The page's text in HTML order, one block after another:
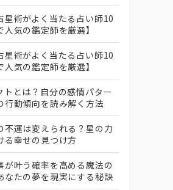
星術がよく当たる占い師10
気の鑑定師を厳選】
星術がよく当たる占い師10
気の鑑定師を厳選】
トとは？自分の感情パター
行動傾向を読み解く方法
不運は変えられる？星の力
る幸せの見つけ方
が叶う確率を高める魔法の
なたの夢を現実にする秘訣